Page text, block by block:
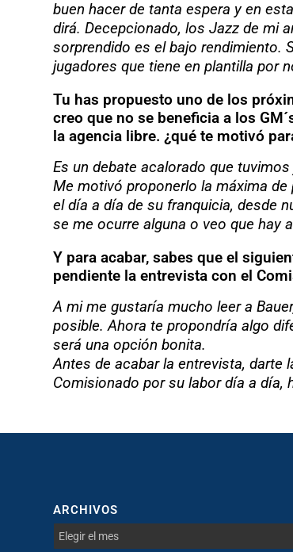
buen hacer de tanta espera y en
dirá. Decepcionado, los Jazz de mi
sorprendido es el bajo rendimiento.
jugadores que tiene en plantilla por
Tu has propuesto uno de los
creo que no se beneficia a los
la agencia libre. ¿qué te motivó
Es un debate acalorado que
Me motivó proponerlo la máxima
el día a día de su franquicia, desde
se me ocurre alguna o veo que hay
Y para acabar, sabes que el
pendiente la entrevista con el
A mi me gustaría mucho leer a
posible. Ahora te propondría algo
será una opción bonita.
Antes de acabar la entrevista, darte
Comisionado por su labor día a día,
ARCHIVOS